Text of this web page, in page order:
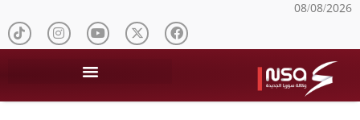
08/08/2026